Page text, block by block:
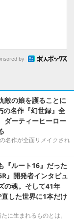
by
敵の娘を護ることに
名作『幻世録』全
ダーティーヒーロー
名作が全面リメイクされ
『ルート16』だった
』開発者インタビュ
の魂。そして41年
した世界に1本だけ
に生まれるものとは。